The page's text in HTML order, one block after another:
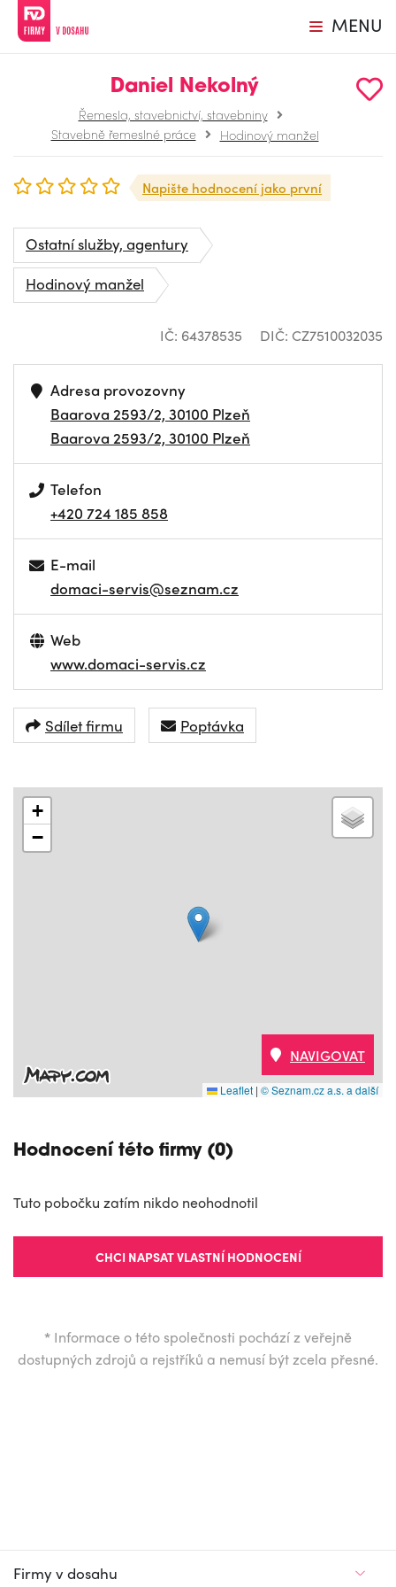
MENU
Daniel Nekolný
Řemesla, stavebnictví, stavebniny
Stavebně řemeslné práce
Hodinový manžel
Napište hodnocení jako první
Ostatní služby, agentury
Hodinový manžel
IČ: 64378535 DIČ: CZ7510032035
Adresa provozovny
Baarova 2593/2, 30100 Plzeň
Baarova 2593/2, 30100 Plzeň
Telefon
+420 724 185 858
E-mail
domaci-servis@seznam.cz
Web
www.domaci-servis.cz
Sdílet firmu Poptávka
+
−
Leaflet | © Seznam.cz a.s. a další
NAVIGOVAT
Hodnocení této firmy (0)
Tuto pobočku zatím nikdo neohodnotil
CHCI NAPSAT VLASTNÍ HODNOCENÍ
* Informace o této společnosti pochází z veřejně
dostupných zdrojů a rejstříků a nemusí být zcela přesné.
Firmy v dosahu